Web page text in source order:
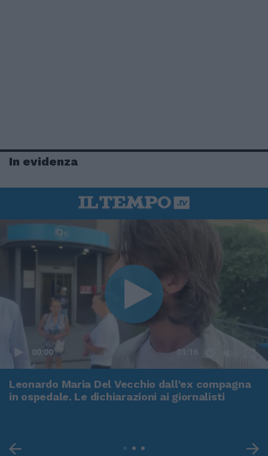
In evidenza
00:00 01:16
Leonardo Maria Del Vecchio dall'ex compagna
in ospedale. Le dichiarazioni ai giornalisti